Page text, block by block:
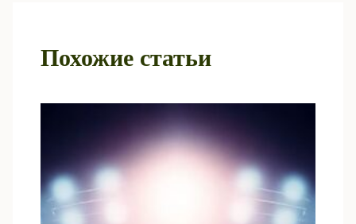
Похожие статьи